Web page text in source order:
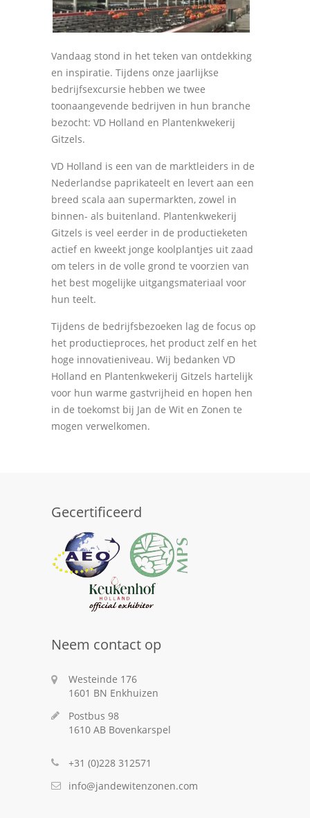
Vandaag stond in het teken van ontdekking
en inspiratie. Tijdens onze jaarlijkse
bedrijfsexcursie hebben we twee
toonaangevende bedrijven in hun branche
bezocht: VD Holland en Plantenkwekerij
Gitzels.
VD Holland is een van de marktleiders in de
Nederlandse paprikateelt en levert aan een
breed scala aan supermarkten, zowel in
binnen- als buitenland. Plantenkwekerij
Gitzels is veel eerder in de productieketen
actief en kweekt jonge koolplantjes uit zaad
om telers in de volle grond te voorzien van
het best mogelijke uitgangsmateriaal voor
hun teelt.
Tijdens de bedrijfsbezoeken lag de focus op
het productieproces, het product zelf en het
hoge innovatieniveau. Wij bedanken VD
Holland en Plantenkwekerij Gitzels hartelijk
voor hun warme gastvrijheid en hopen hen
in de toekomst bij Jan de Wit en Zonen te
mogen verwelkomen.
Gecertificeerd
Neem contact op
Westeinde 176
1601 BN Enkhuizen
Postbus 98
1610 AB Bovenkarspel
+31 (0)228 312571
info@jandewitenzonen.com